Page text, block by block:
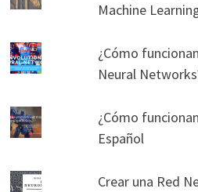
Machine
¿Cómo
Neural
¿Cómo
Español
Crear una Red